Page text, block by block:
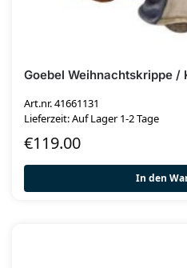
Goebel Weihnachtskrippe /
Art.nr. 41661131
Lieferzeit: Auf Lager 1-2 Tage
€119.00
In den